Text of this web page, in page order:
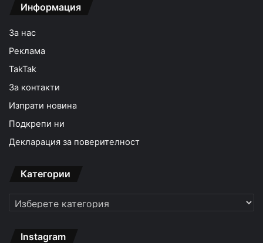
Информация
За нас
Реклама
TakTak
За контакти
Изпрати новина
Подкрепи ни
Декларация за поверителност
Категории
Категории
Instagram